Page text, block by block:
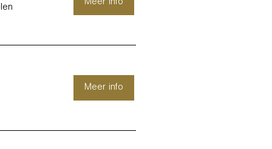
Meer info
Meer info